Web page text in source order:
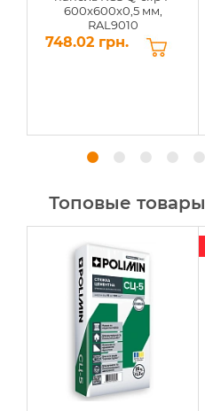
600x600x0,5 мм,
RAL9010
748.02 грн.
Топовые товары